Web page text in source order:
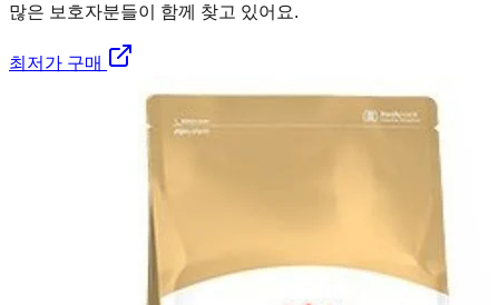
많은 보호자분들이 함께 찾고 있어요.
최저가 구매